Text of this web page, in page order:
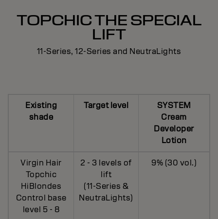
TOPCHIC THE SPECIAL
LIFT
11-Series, 12-Series and NeutraLights
Existing
shade
Target level
SYSTEM
Cream
Developer
Lotion
Virgin Hair
Topchic
HiBlondes
Control base
level 5 - 8
2 - 3 levels of
lift
(11-Series &
NeutraLights)
9% (30 vol.)